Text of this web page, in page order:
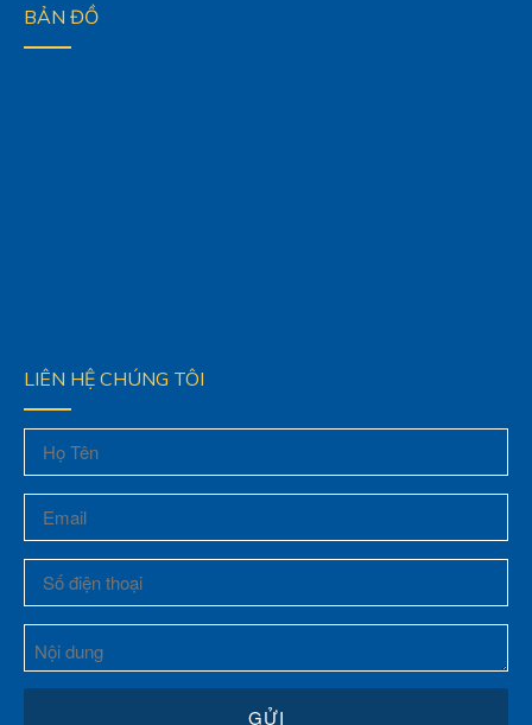
LIÊN HỆ CHÚNG TÔI
© 2016 Copyright by Rong Tien Co., LTD. All rights reserved
Thiết kế web Chili.vn